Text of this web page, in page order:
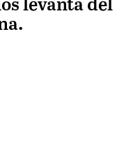
levanta del